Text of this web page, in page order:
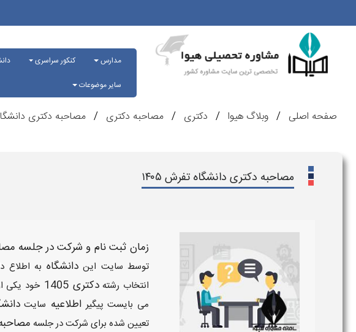
مدارس کنکور سراسری
سایر موضوعات
صفحه اصلی وبلاگ هیوا دکتری مصاحبه دکتری مصاحبه دکتری
مصاحبه دکتری دانشگاه تفرش ۱۴۰۵
زمان ثبت نام و شرکت در جلسه
توسط سایت این دانشگاه به اطلاع
انتخاب رشتهدکتری 1405 خود یکی
می بایست پیگیراطلاعیه سایت
تعیین شده برای شرکت در جلسه